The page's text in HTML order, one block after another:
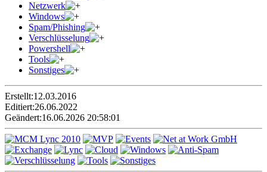
Netzwerk
Windows
Spam/Phishing
Verschlüsselung
Powershell
Tools
Sonstiges
Erstellt:12.03.2016
Editiert:26.06.2022
Geändert:16.06.2026 20:58:01